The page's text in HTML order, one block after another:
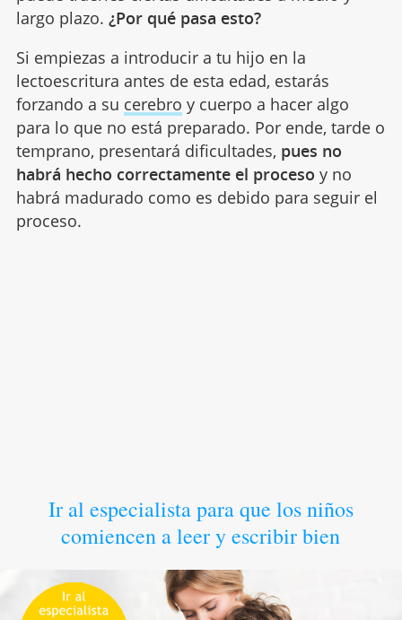
largo plazo. ¿Por qué pasa esto?
Si empiezas a introducir a tu hijo en la
lectoescritura antes de esta edad, estarás
forzando a su cerebro y cuerpo a hacer algo
para lo que no está preparado. Por ende, tarde o
temprano, presentará dificultades, pues no
habrá hecho correctamente el proceso y no
habrá madurado como es debido para seguir el
proceso.
Ir al especialista para que los niños
comiencen a leer y escribir bien